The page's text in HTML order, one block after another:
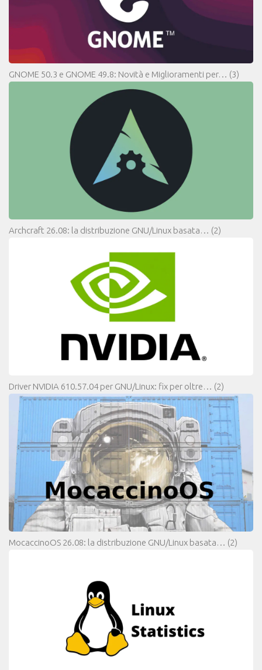
GNOME 50.3 e GNOME 49.8: Novità e Miglioramenti per… (3)
Archcraft 26.08: la distribuzione GNU/Linux basata… (2)
Driver NVIDIA 610.57.04 per GNU/Linux: fix per oltre… (2)
MocaccinoOS 26.08: la distribuzione GNU/Linux basata… (2)